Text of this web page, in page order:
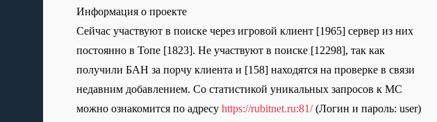
Информация о проекте
Сейчас участвуют в поиске через игровой клиент [1965] сервер из них
постоянно в Топе [1823]. Не участвуют в поиске [12298], так как
получили БАН за порчу клиента и [158] находятся на проверке в связи
недавним добавлением. Со статистикой уникальных запросов к МС
можно ознакомится по адресу https://rubitnet.ru:81/(Логин и пароль: user)